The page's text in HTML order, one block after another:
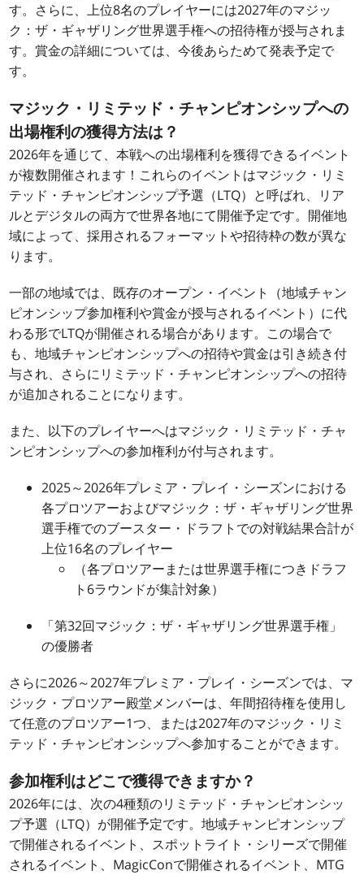
す。さらに、上位8名のプレイヤーには2027年のマジッ
ク：ザ・ギャザリング世界選手権への招待権が授与されま
す。賞金の詳細については、今後あらためて発表予定で
す。
マジック・リミテッド・チャンピオンシップへの
出場権利の獲得方法は？
2026年を通じて、本戦への出場権利を獲得できるイベント
が複数開催されます！これらのイベントはマジック・リミ
テッド・チャンピオンシップ予選（LTQ）と呼ばれ、リア
ルとデジタルの両方で世界各地にて開催予定です。開催地
域によって、採用されるフォーマットや招待枠の数が異な
ります。
一部の地域では、既存のオープン・イベント（地域チャン
ピオンシップ参加権利や賞金が授与されるイベント）に代
わる形でLTQが開催される場合があります。この場合で
も、地域チャンピオンシップへの招待や賞金は引き続き付
与され、さらにリミテッド・チャンピオンシップへの招待
が追加されることになります。
また、以下のプレイヤーへはマジック・リミテッド・チャ
ンピオンシップへの参加権利が付与されます。
2025～2026年プレミア・プレイ・シーズンにおける
各プロツアーおよびマジック：ザ・ギャザリング世界
選手権でのブースター・ドラフトでの対戦結果合計が
上位16名のプレイヤー
（各プロツアーまたは世界選手権につきドラフ
ト6ラウンドが集計対象）
「第32回マジック：ザ・ギャザリング世界選手権」
の優勝者
さらに2026～2027年プレミア・プレイ・シーズンでは、マ
ジック・プロツアー殿堂メンバーは、年間招待権を使用し
て任意のプロツアー1つ、または2027年のマジック・リミ
テッド・チャンピオンシップへ参加することができます。
参加権利はどこで獲得できますか？
2026年には、次の4種類のリミテッド・チャンピオンシッ
プ予選（LTQ）が開催予定です。地域チャンピオンシップ
で開催されるイベント、スポットライト・シリーズで開催
されるイベント、MagicConで開催されるイベント、MTG